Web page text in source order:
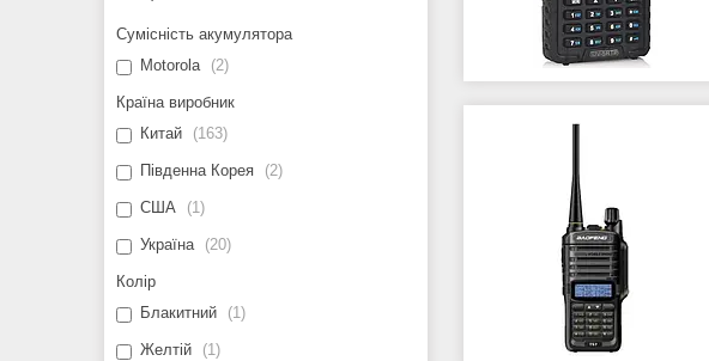
Сумісність акумулятора
Motorola
2
Країна виробник
Китай
163
Південна Корея 2
США 1
Україна 20
Колір
Блакитний
1
Желтій 1